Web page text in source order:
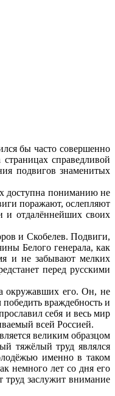
бы часто совершенно
справедливой
подвигов знаменитых
доступна пониманию не
поражают, ослепляют
и отдалённейших своих
и Скобелев. Подвиги,
Белого генерала, как
и не забывают мелких
перед русскими
окружавших его. Он, не
враждебность и
себя и весь мир
всей Россией.
великим образцом
тяжёлый труд являлся
именно в таком
немного лет со дня его
труд заслужит внимание